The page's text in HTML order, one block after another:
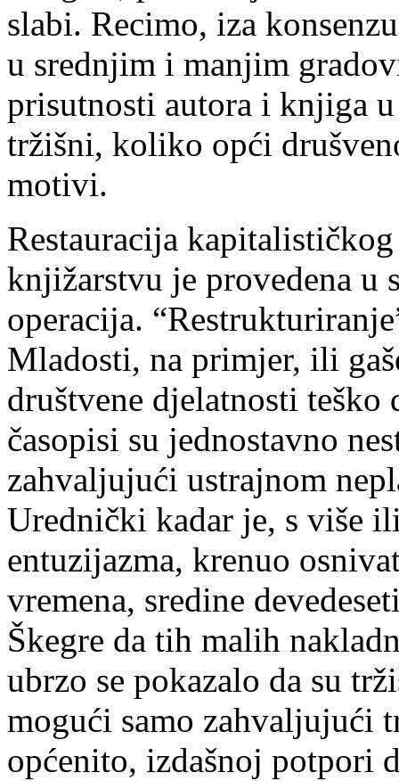
slabi. Recimo, iza
u srednjim i manjim
prisutnosti autora i knjiga
tržišni, koliko opći
motivi.
Restauracija
knjižarstvu je provedena u
operacija.
Mladosti, na primjer, ili
društvene djelatnosti
časopisi su jednostavno
zahvaljujući ustrajnom
Urednički kadar je, s više
entuzijazma, krenuo
vremena, sredine
Škegre da tih malih
ubrzo se pokazalo da su
mogući samo zahvaljujući
općenito, izdašnoj potpori